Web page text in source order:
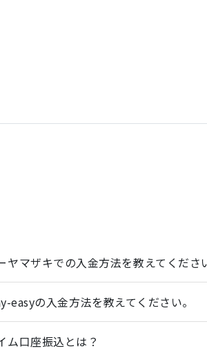
ヤマザキでの入金方法を教えてくださ
easyの入金方法を教えてください。
ム口座振込とは？